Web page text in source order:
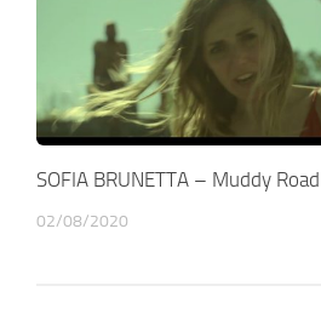
SOFIA BRUNETTA – Muddy Road
02/08/2020